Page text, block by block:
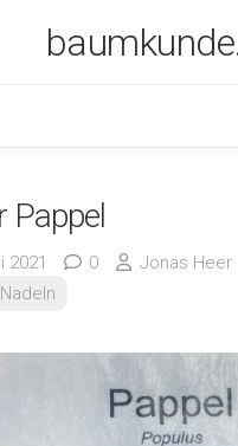
Pappel
2021 0
Jonas Heer